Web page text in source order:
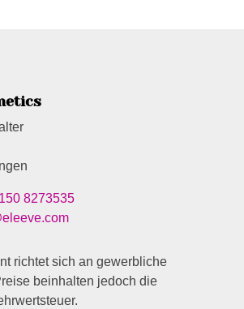
8273535
richtet sich an gewerbliche
beinhalten jedoch die